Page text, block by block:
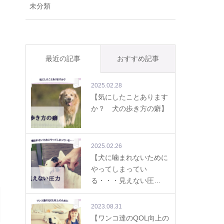
未分類
最近の記事 おすすめ記事
2025.02.28
【気にしたことあります
か？ 犬の歩き方の癖】
2025.02.26
【犬に噛まれないために
やってしまってい
る・・・見えない圧…
2023.08.31
【ワンコ達のQOL向上の